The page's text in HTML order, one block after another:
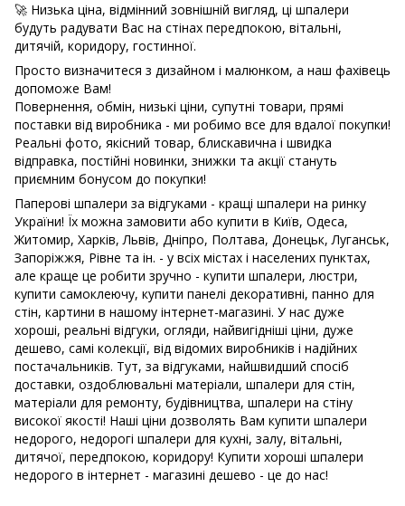
🚀 Низька ціна, відмінний зовнішній вигляд, ці шпалери
будуть радувати Вас на стінах передпокою, вітальні,
дитячій, коридору, гостинної.
Просто визначитеся з дизайном і малюнком, а наш фахівець
допоможе Вам!
Повернення, обмін, низькі ціни, супутні товари, прямі
поставки від виробника - ми робимо все для вдалої покупки!
Реальні фото, якісний товар, блискавична і швидка
відправка, постійні новинки, знижки та акції стануть
приємним бонусом до покупки!
Паперові шпалери за відгуками - кращі шпалери на ринку
України! Їх можна замовити або купити в Київ, Одеса,
Житомир, Харків, Львів, Дніпро, Полтава, Донецьк, Луганськ,
Запоріжжя, Рівне та ін. - у всіх містах і населених пунктах,
але краще це робити зручно - купити шпалери, люстри,
купити самоклеючу, купити панелі декоративні, панно для
стін, картини в нашому інтернет-магазині. У нас дуже
хороші, реальні відгуки, огляди, найвигідніші ціни, дуже
дешево, самі колекції, від відомих виробників і надійних
постачальників. Тут, за відгуками, найшвидший спосіб
доставки, оздоблювальні матеріали, шпалери для стін,
матеріали для ремонту, будівництва, шпалери на стіну
високої якості! Наші ціни дозволять Вам купити шпалери
недорого, недорогі шпалери для кухні, залу, вітальні,
дитячої, передпокою, коридору! Купити хороші шпалери
недорого в інтернет - магазині дешево - це до нас!